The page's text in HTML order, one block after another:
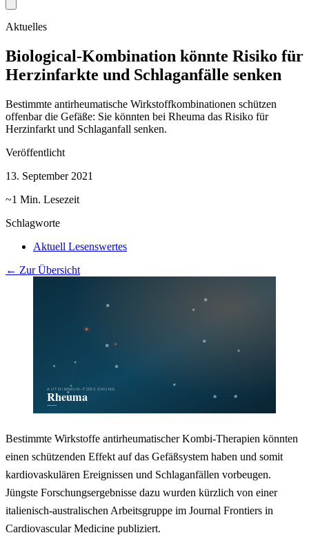
Aktuelles
Biological-Kombination könnte Risiko für
Herzinfarkte und Schlaganfälle senken
Bestimmte antirheumatische Wirkstoffkombinationen schützen
offenbar die Gefäße: Sie könnten bei Rheuma das Risiko für
Herzinfarkt und Schlaganfall senken.
Veröffentlicht
13. September 2021
~1 Min. Lesezeit
Schlagworte
Aktuell Lesenswertes
← Zur Übersicht
Bestimmte Wirkstoffe antirheumatischer Kombi-Therapien könnten
einen schützenden Effekt auf das Gefäßsystem haben und somit
kardiovaskulären Ereignissen und Schlaganfällen vorbeugen.
Jüngste Forschungsergebnisse dazu wurden kürzlich von einer
italienisch-australischen Arbeitsgruppe im Journal Frontiers in
Cardiovascular Medicine publiziert.